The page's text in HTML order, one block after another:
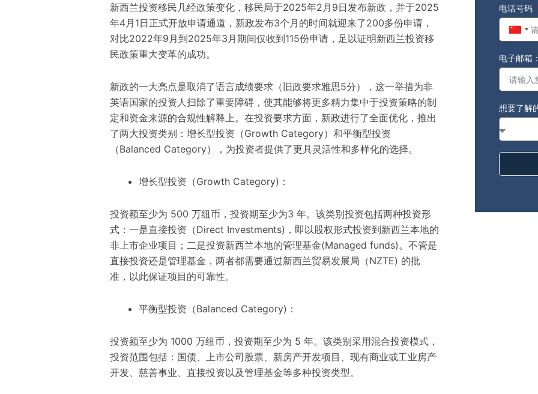
新西兰投资移民几经政策变化，移民局于2025年2月9日发布新政，并于2025
年4月1日正式开放申请通道，新政发布3个月的时间就迎来了200多份申请，
对比2022年9月到2025年3月期间仅收到115份申请，足以证明新西兰投资移
民政策重大变革的成功。
新政的一大亮点是取消了语言成绩要求（旧政要求雅思5分），这一举措为非
英语国家的投资人扫除了重要障碍，使其能够将更多精力集中于投资策略的制
定和资金来源的合规性解释上。在投资要求方面，新政进行了全面优化，推出
了两大投资类别：增长型投资（Growth Category）和平衡型投资
（Balanced Category），为投资者提供了更具灵活性和多样化的选择。
增长型投资（Growth Category)：
投资额至少为 500 万纽币，投资期至少为3 年。该类别投资包括两种投资形
式：一是直接投资（Direct Investments)，即以股权形式投资到新西兰本地的
非上市企业项目；二是投资新西兰本地的管理基金(Managed funds)。不管是
直接投资还是管理基金，两者都需要通过新西兰贸易发展局（NZTE) 的批
准，以此保证项目的可靠性。
平衡型投资（Balanced Category)：
投资额至少为 1000 万纽币，投资期至少为 5 年。该类别采用混合投资模式，
投资范围包括：国债、上市公司股票、新房产开发项目、现有商业或工业房产
开发、慈善事业、直接投资以及管理基金等多种投资类型。
电话号码
电子邮箱
想要了解